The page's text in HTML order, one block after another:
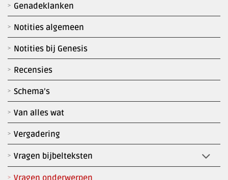
Genadeklanken
Notities algemeen
Notities bij Genesis
Recensies
Schema’s
Van alles wat
Vergadering
Vragen bijbelteksten
Vragen onderwerpen